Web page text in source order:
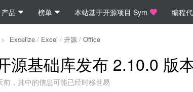
产品 榜单 本站基于开源项目 Sym 编程
> Excelize / Excel / 开源 / Office
源基础库发布 2.10.0 版
前，其中的信息可能已经时移世易